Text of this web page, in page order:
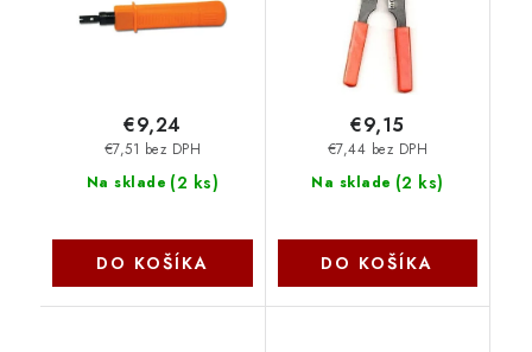
Na sklade (2 ks)
€7,51 bez DPH
€9,24
DO KOŠÍKA
Na sklade (2 ks)
€7,44 bez DPH
€9,15
DO KOŠÍKA